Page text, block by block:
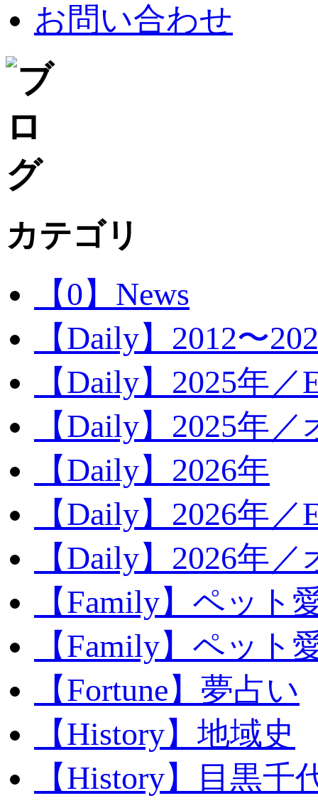
お問い合わせ
カテゴリ
【0】News
【Daily】2012〜
【Daily】2025年／
【Daily】2025年
【Daily】2026年
【Daily】2026年／
【Daily】2026年
【Family】ペット
【Family】ペット
【Fortune】夢占い
【History】地域史
【History】目黒千